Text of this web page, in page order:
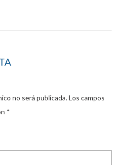
no será publicada.Los campos
*